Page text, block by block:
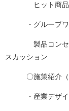
ヒット商品開
・グループワ
製品コンセプト
スカッション
〇施策紹介（午
・産業デザイン